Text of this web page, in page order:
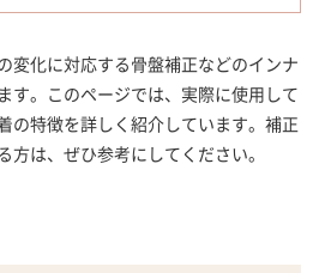
変化に対応する骨盤補正などのインナ
す。このページでは、実際に使用して
の特徴を詳しく紹介しています。補正
は、ぜひ参考にしてください。